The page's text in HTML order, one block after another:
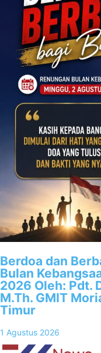
Berdoa dan
Bulan
2026 Oleh: Pdt.
M.Th. GMIT
Timur
1 Agustus 2026